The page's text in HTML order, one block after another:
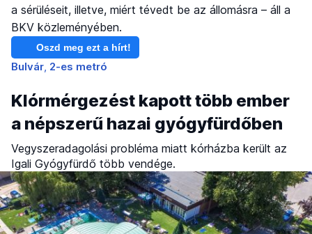
a sérüléseit, illetve, miért tévedt be az állomásra – áll a
BKV közleményében.
Oszd meg ezt a hírt!
Bulvár 2-es metró
Klórmérgezést kapott több ember
a népszerű hazai gyógyfürdőben
Vegyszeradagolási probléma miatt kórházba került az
Igali Gyógyfürdő több vendége.